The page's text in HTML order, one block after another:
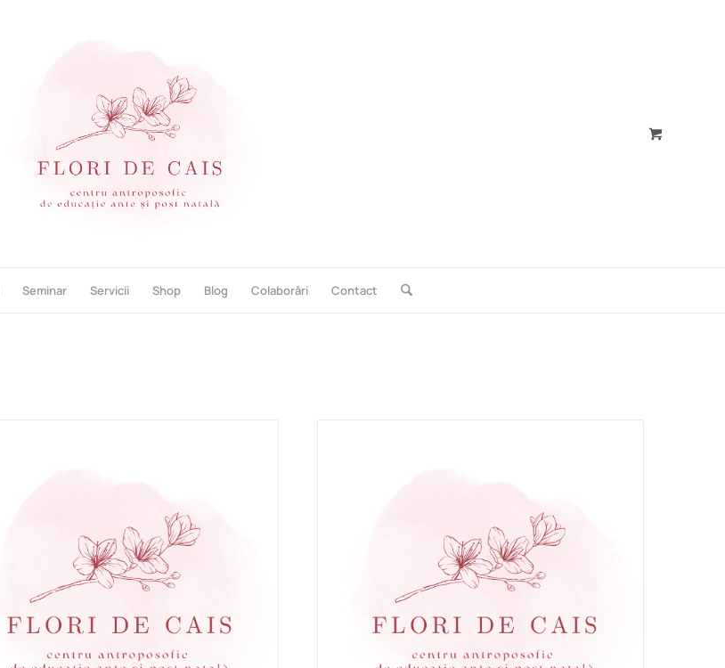
Seminar Servicii Shop Blog Colaborări Contact